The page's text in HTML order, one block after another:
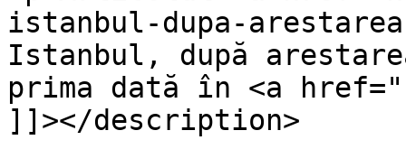
istanbul-dupa-
Istanbul, după
prima dată în <a
]]></description>